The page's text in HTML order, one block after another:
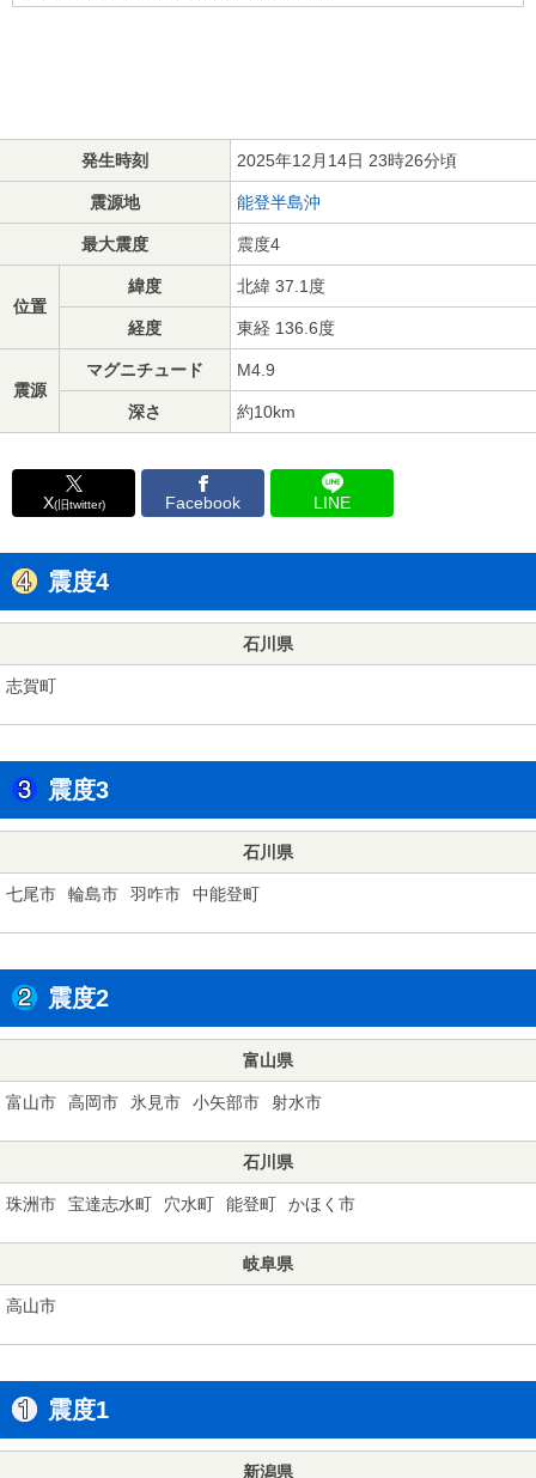
発生時刻 2025年12月14日 23時26分頃
震源地 能登半島沖
最大震度 震度4
位置
緯度 北緯 37.1度
経度 東経 136.6度
震源
マグニチュード M4.9
深さ 約10km
X(旧twitter) Facebook LINE
震度4
石川県
志賀町
震度3
石川県
七尾市 輪島市 羽咋市 中能登町
震度2
富山県
富山市 高岡市 氷見市 小矢部市 射水市
石川県
珠洲市 宝達志水町 穴水町 能登町 かほく市
岐阜県
高山市
震度1
新潟県